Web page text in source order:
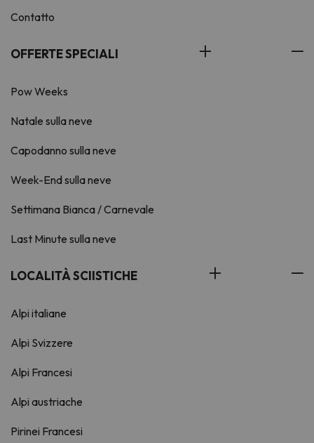
Contatto
OFFERTE SPECIALI
Pow Weeks
Natale sulla neve
Capodanno sulla neve
Week-End sulla neve
Settimana Bianca / Carnevale
Last Minute sulla neve
LOCALITÀ SCIISTICHE
Alpi italiane
Alpi Svizzere
Alpi Francesi
Alpi austriache
Pirinei Francesi